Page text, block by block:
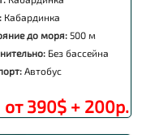
Кабардинка
до моря: 500 м
Без бассейна
Автобус
от 390$ + 200р.